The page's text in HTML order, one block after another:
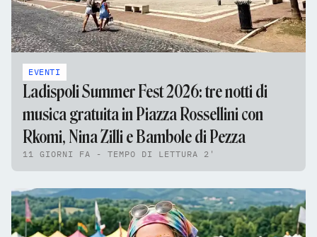
EVENTI
Ladispoli Summer Fest 2026: tre notti di
musica gratuita in Piazza Rossellini con
Rkomi, Nina Zilli e Bambole di Pezza
11 GIORNI FA - TEMPO DI LETTURA 2'